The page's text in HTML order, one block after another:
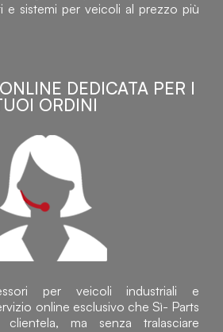
e sistemi per veicoli al prezzo più
DEDICATA PER I
ORDINI
per veicoli industriali e
online esclusivo che Sì- Parts
ma senza tralasciare